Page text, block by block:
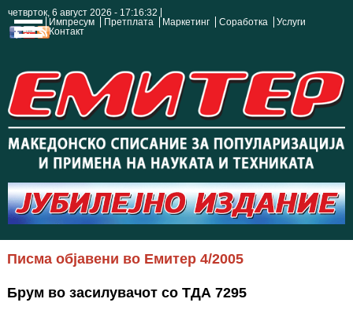
четврток, 6 август 2026 - 17:16:32
Импресум
Претплата Маркетинг Соработка
Услуги
Контакт
Писма објавени во Емитер 4/2005
Брум во засилувачот со ТДА 7295